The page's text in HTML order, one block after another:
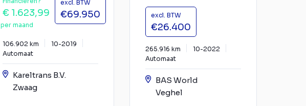
€ 1.623,99
per maand
excl. BTW
€69.950
106.902 km
10-2019
Automaat
Kareltrans B.V.
Zwaag
excl. BTW
€26.400
265.916 km
10-2022
Automaat
BAS World
Veghel